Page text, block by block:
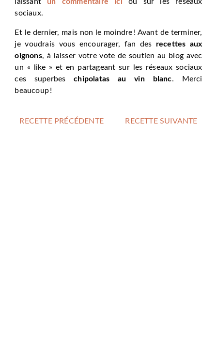
sociaux.
Et le dernier, mais non le moindre ! Avant de terminer,
je voudrais vous encourager, fan des recettes aux
oignons, à laisser votre vote de soutien au blog avec
un « like » et en partageant sur les réseaux sociaux
ces superbeschipolatas au vin blanc. Merci
beaucoup !
RECETTE PRÉCÉDENTE RECETTE SUIVANTE